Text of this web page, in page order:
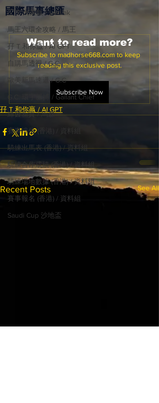
國際​馬事總匯
三 T 大茶飯 / LakLak
馬王六環全攻略 / 馬王
孖 T 和你贏 / AI GPT
自購馬透視 / G.C.
歐美新馬速遞 / G.C
G.C. 環宇脈搏 / Gallant Chief
綠茵新貴 / 馬森
賽事排位 (香港) / 資料組
騎練出馬表 (香港) / 資料組
騎練合作成績 (香港) / 資料組
騎練場地數據 (香港) / 資料組
賽事報名 (香港) / 資料組
Saudi Cup 沙地盃
Want to read more?
Subscribe to madhorse668.com to keep
reading this exclusive post.
Subscribe Now
孖 T 和你贏 / AI GPT
Recent Posts See All